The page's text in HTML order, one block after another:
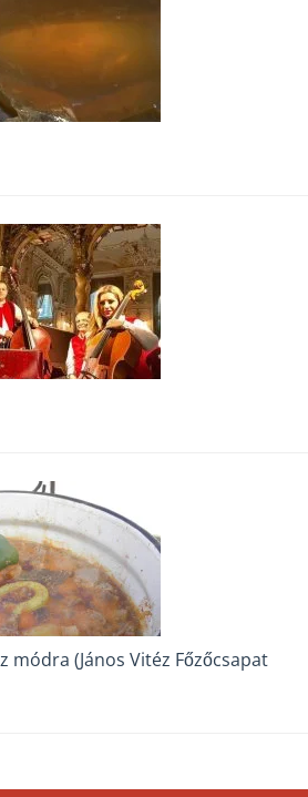
módra (János Vitéz Főzőcsapat